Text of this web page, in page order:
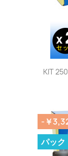
KIT
-￥
パック